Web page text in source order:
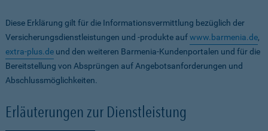
Diese Erklärung gilt für die Informationsvermittlung bezüglich der
Versicherungsdienstleistungen und -produkte aufwww.barmenia.de,
extra-plus.de und den weiteren Barmenia-Kundenportalen und für die
Bereitstellung von Absprüngen auf Angebotsanforderungen und
Abschlussmöglichkeiten.
Erläuterungen zur Dienstleistung